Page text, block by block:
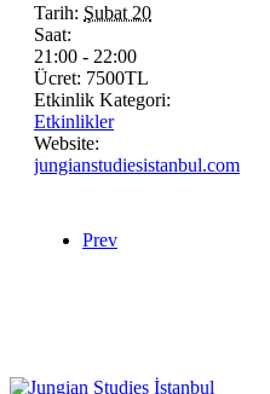
Tarih: Şubat 20
Saat:
21:00 - 22:00
Ücret: 7500TL
Etkinlik Kategori:
Etkinlikler
Website:
jungianstudiesistanbul.com
Prev